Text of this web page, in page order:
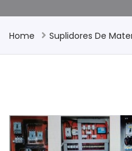
Home Suplidores De